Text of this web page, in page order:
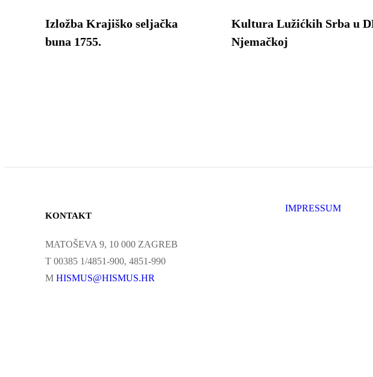
Izložba Krajiško seljačka
buna 1755.
Kultura Lužićkih Srba u
Njemačkoj
KONTAKT
MATOŠEVA 9, 10 000 ZAGREB
T 00385 1/4851-900, 4851-990
MHISMUS@HISMUS.HR
IMPRESSUM